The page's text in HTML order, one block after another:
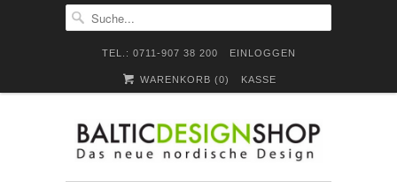
TEL.: 0711-907 38 200 EINLOGGEN
WARENKORB (0) KASSE